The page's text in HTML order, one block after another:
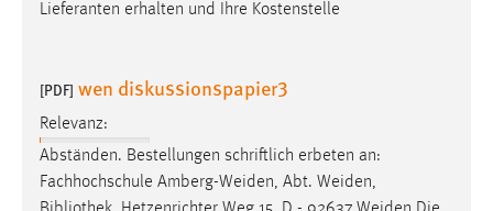
Lieferanten erhalten und Ihre Kostenstelle
[PDF] wen diskussionspapier3
Relevanz:
Abständen. Bestellungen schriftlich erbeten an:
Fachhochschule Amberg-Weiden, Abt. Weiden,